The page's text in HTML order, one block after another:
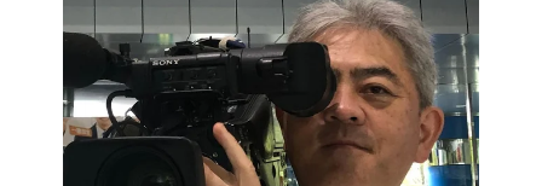
アナウンサー ライター シリーズ
投稿 ショッピング SNS一覧